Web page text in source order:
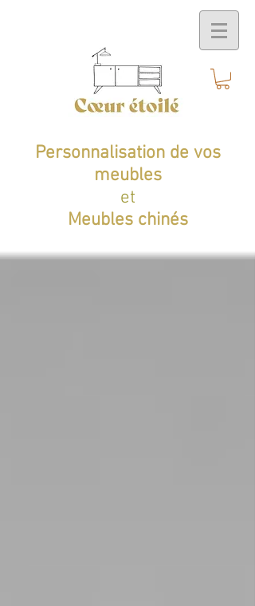
Personnalisation de vos
meubles
et
Meubles chinés